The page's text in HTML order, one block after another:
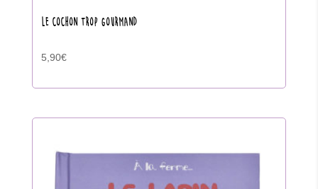
LE COCHON TROP GOURMAND
5,90€